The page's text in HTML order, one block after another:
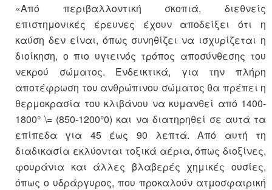
«Από περιβαλλοντική σκοπιά, διεθνείς
επιστημονικές έρευνες έχουν αποδείξει ότι η
καύση δεν είναι, όπως συνηθίζει να ισχυρίζεται η
διοίκηση, ο πιο υγιεινός τρόπος αποσύνθεσης του
νεκρού σώματος. Ενδεικτικά, για την πλήρη
αποτέφρωση του ανθρώπινου σώματος θα πρέπει η
θερμοκρασία του κλιβάνου να κυμανθεί από 1400-
1800° \= (850-1200°0) και να διατηρηθεί σε αυτά τα
επίπεδα για 45 έως 90 λεπτά. Από αυτή τη
διαδικασία εκλύονται τοξικά αέρια, όπως διοξίνες,
φουράνια και άλλες βλαβερές χημικές ουσίες,
όπως ο υδράργυρος, που προκαλούν ατμοσφαιρική